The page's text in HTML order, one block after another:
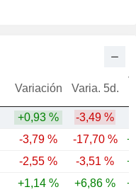
Variación Varia. 5d.
+0,93 %
-3,49 %
-3,79 % -17,70 %
-2,55 % -3,51 %
+1,14 % +6,86 %